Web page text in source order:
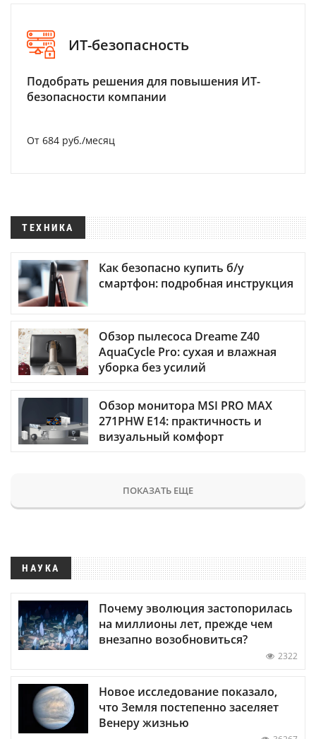
ИТ-безопасность
Подобрать решения для повышения ИТ-
безопасности компании
От 684 руб./месяц
ТЕХНИКА
Как безопасно купить б/у
смартфон: подробная инструкция
Обзор пылесоса Dreame Z40
AquaCycle Pro: сухая и влажная
уборка без усилий
Обзор монитора MSI PRO MAX
271PHW E14: практичность и
визуальный комфорт
ПОКАЗАТЬ ЕЩЕ
НАУКА
Почему эволюция застопорилась
на миллионы лет, прежде чем
внезапно возобновиться?
2322
Новое исследование показало,
что Земля постепенно заселяет
Венеру жизнью